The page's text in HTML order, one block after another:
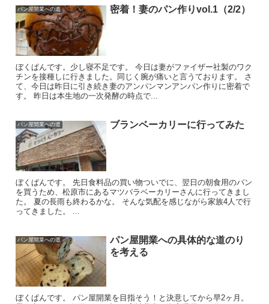
パン屋開業への道 密着！妻のパン作りvol.1（2/2）
ぼくぱんです。少し寝不足です。 今日は妻がファイザー社製のワク
チンを接種しに行きました。同じく腕が痛いと言うております。 さ
て、今日は昨日に引き続き妻のアンパンマンアンパン作りに密着で
す。 昨日は本生地の一次発酵の時点で...
パン屋開業への道 ブランベーカリーに行ってみた
ぼくぱんです。 先日食料品の買い物ついでに、翌日の朝食用のパン
を買うため、松原市にあるマツバラベーカリーさんに行ってきまし
た。 夏の長雨も終わるかな。 そんな気配を感じながら家族4人で行
ってきました。 ...
パン屋開業への道
パン屋開業への具体的な道のり
を考える
ぼくぱんです。 パン屋開業を目指そう！と決意してから早2ヶ月。